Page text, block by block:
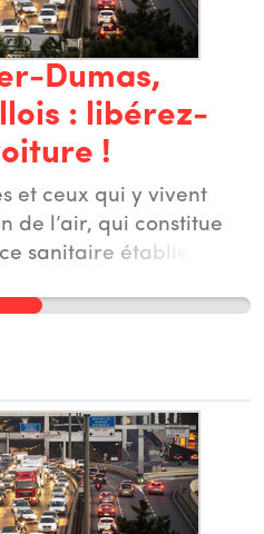
Dumas,
: libérez-
!
et ceux qui y vivent
de l’air, qui constitue
sanitaire établie. Le
les émissions de
dangereux pour la
être restreint. Le trafic
à effet de serre à
L’urgence
d’agir rapidement et
collective au